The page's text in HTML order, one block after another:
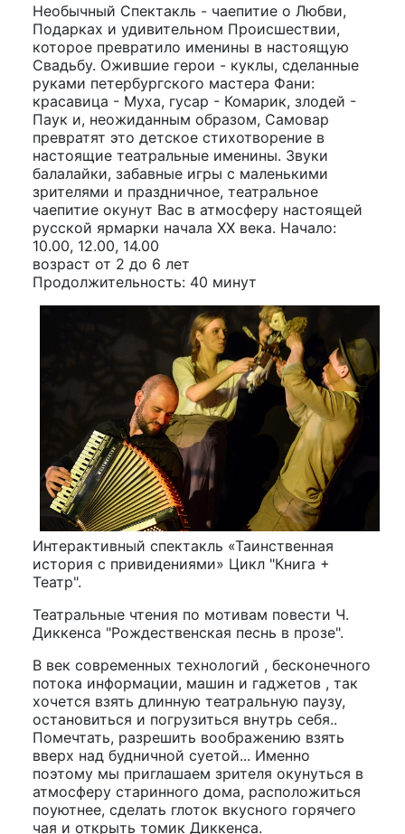
Необычный Спектакль - чаепитие о Любви,
Подарках и удивительном Происшествии,
которое превратило именины в настоящую
Свадьбу. Ожившие герои - куклы, сделанные
руками петербургского мастера Фани:
красавица - Муха, гусар - Комарик, злодей -
Паук и, неожиданным образом, Самовар
превратят это детское стихотворение в
настоящие театральные именины. Звуки
балалайки, забавные игры с маленькими
зрителями и праздничное, театральное
чаепитие окунут Вас в атмосферу настоящей
русской ярмарки начала ХХ века. Начало:
10.00, 12.00, 14.00
возраст от 2 до 6 лет
Продолжительность: 40 минут
Интерактивный спектакль «Таинственная
история с привидениями» Цикл "Книга +
Театр".
Театральные чтения по мотивам повести Ч.
Диккенса "Рождественская песнь в прозе".
В век современных технологий , бесконечного
потока информации, машин и гаджетов , так
хочется взять длинную театральную паузу,
остановиться и погрузиться внутрь себя..
Помечтать, разрешить воображению взять
вверх над будничной суетой... Именно
поэтому мы приглашаем зрителя окунуться в
атмосферу старинного дома, расположиться
поуютнее, сделать глоток вкусного горячего
чая и открыть томик Диккенса.